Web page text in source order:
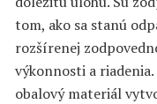
tom, ako sa stanú
rozšírenej
výkonnosti a
obalový materiál